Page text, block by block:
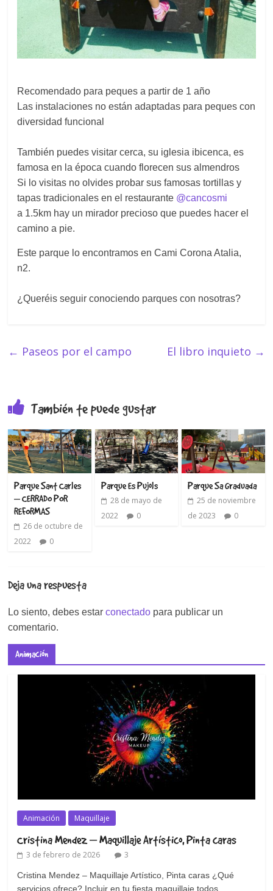
Recomendado para peques a partir de 1 año
Las instalaciones no están adaptadas para peques con
diversidad funcional
También puedes visitar cerca, su iglesia ibicenca, es
famosa en la época cuando florecen sus almendros
Si lo visitas no olvides probar sus famosas tortillas y
tapas tradicionales en el restaurante @cancosmi
a 1.5km hay un mirador precioso que puedes hacer el
camino a pie.
Este parque lo encontramos en Cami Corona Atalia,
n2.
¿Queréis seguir conociendo parques con nosotras?
← Paseos por el campo El libro inquieto →
También te puede gustar
Parque Sant Carles
– CERRADO POR
REFORMAS
26 de octubre de
2022
0
Parque Es Pujols
28 de mayo de
2022
0
Parque Sa Graduada
25 de noviembre
de 2023
0
Deja una respuesta
Lo siento, debes estarconectado para publicar un
comentario.
Animación
Animación Maquillaje
Cristina Mendez – Maquillaje Artístico, Pinta caras
3 de febrero de 2026 3
Cristina Mendez – Maquillaje Artístico, Pinta caras ¿Qué
servicios ofrece? Incluir en tu fiesta maquillaje todos